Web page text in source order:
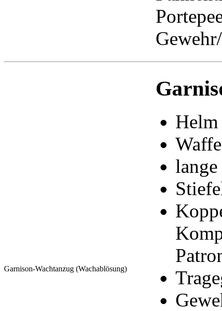
Garnison-Wachtanzug (Wachablösung)
Helm